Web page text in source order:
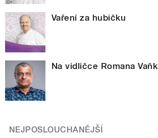
Vaření za hubičku
Na vidličce Romana
NEJPOSLOUCHANĚJŠÍ